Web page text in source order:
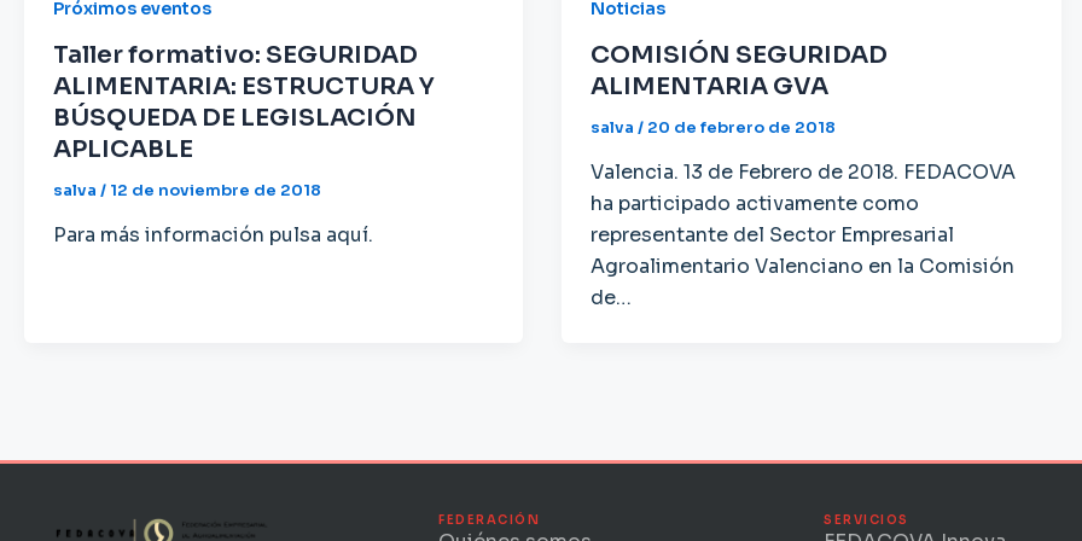
Próximos eventos
Taller formativo: SEGURIDAD
ALIMENTARIA: ESTRUCTURA Y
BÚSQUEDA DE LEGISLACIÓN
APLICABLE
salva / 12 de noviembre de 2018
Para más información pulsa aquí.
Noticias
COMISIÓN SEGURIDAD
ALIMENTARIA GVA
salva/ 20 de febrero de 2018
Valencia. 13 de Febrero de 2018. FEDACOVA
ha participado activamente como
representante del Sector Empresarial
Agroalimentario Valenciano en la Comisión
de…
FEDERACIÓN SERVICIOS